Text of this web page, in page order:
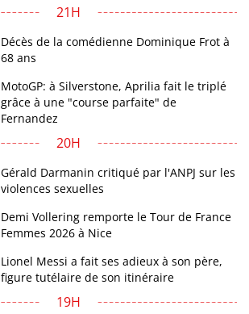
21H
Décès de la comédienne Dominique Frot à
68 ans
MotoGP: à Silverstone, Aprilia fait le triplé
grâce à une "course parfaite" de
Fernandez
20H
Gérald Darmanin critiqué par l'ANPJ sur les
violences sexuelles
Demi Vollering remporte le Tour de France
Femmes 2026 à Nice
Lionel Messi a fait ses adieux à son père,
figure tutélaire de son itinéraire
19H